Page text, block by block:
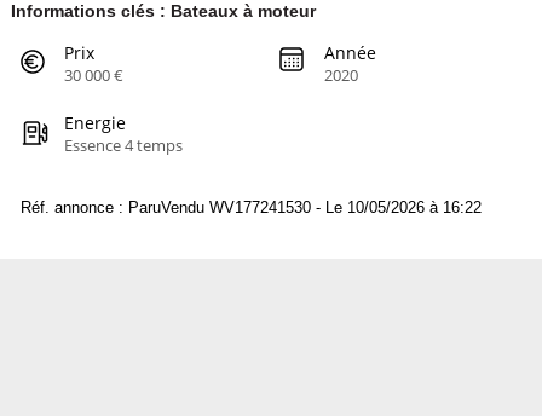
Informations clés : Bateaux à moteur
Prix
30 000 €
Année
2020
Energie
Essence 4 temps
Réf. annonce : ParuVendu WV177241530 - Le 10/05/2026 à 16:22